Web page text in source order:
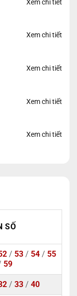
Xem chi tiết
Xem chi tiết
Xem chi tiết
Xem chi tiết
Xem chi tiết
SỐ
/ 53 / 54 / 55
59
/ 33 / 40